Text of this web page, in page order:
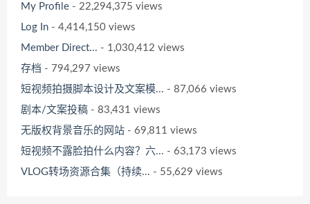
My Profile - 22,294,375 views
Log In - 4,414,150 views
Member Direct... - 1,030,412 views
存档 - 794,297 views
短视频拍摄脚本设计及文案模... - 87,066 views
剧本/文案投稿 - 83,431 views
无版权背景音乐的网站 - 69,811 views
短视频不露脸拍什么内容？六... - 63,173 views
VLOG转场资源合集（持续... - 55,629 views